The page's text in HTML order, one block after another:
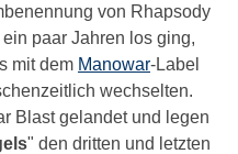
von Rhapsody
paar Jahren los ging,
mit dem Manowar-Label
wechselten.
Blast gelandet und legen
" den dritten und letzten